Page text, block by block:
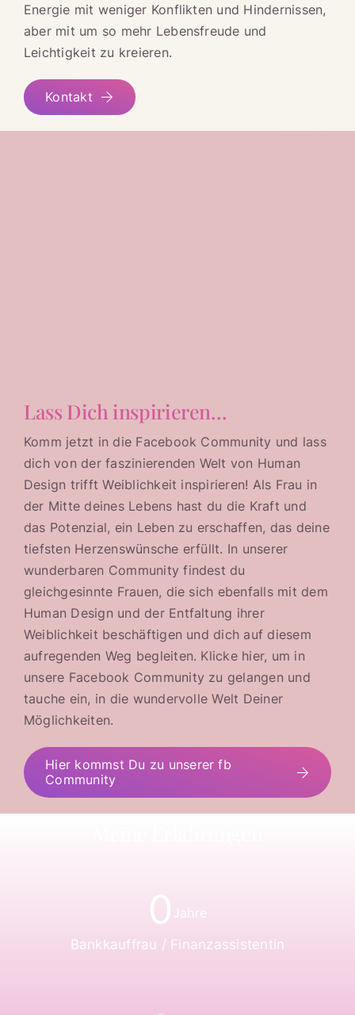
Energie mit weniger Konflikten und Hindernissen,
aber mit um so mehr Lebensfreude und
Leichtigkeit zu kreieren.
Kontakt
Lass Dich inspirieren…
Komm jetzt in die Facebook Community und lass
dich von der faszinierenden Welt von Human
Design trifft Weiblichkeit inspirieren! Als Frau in
der Mitte deines Lebens hast du die Kraft und
das Potenzial, ein Leben zu erschaffen, das deine
tiefsten Herzenswünsche erfüllt. In unserer
wunderbaren Community findest du
gleichgesinnte Frauen, die sich ebenfalls mit dem
Human Design und der Entfaltung ihrer
Weiblichkeit beschäftigen und dich auf diesem
aufregenden Weg begleiten. Klicke hier, um in
unsere Facebook Community zu gelangen und
tauche ein, in die wundervolle Welt Deiner
Möglichkeiten.
Hier kommst Du zu unserer fb
Community
0 Jahre
Bankkauffrau / Finanzassistentin